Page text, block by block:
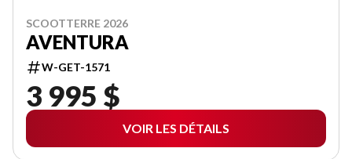
SCOOTTERRE 2026
AVENTURA
W-GET-1571
3 995 $
VOIR LES DÉTAILS